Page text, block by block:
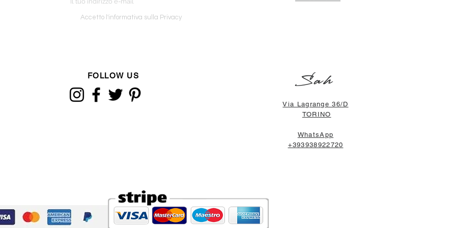
Accetto l'informativa sulla Privacy
FOLLOW US Sah
Via Lagrange 36/D
TORINO
WhatsApp
+393938922720